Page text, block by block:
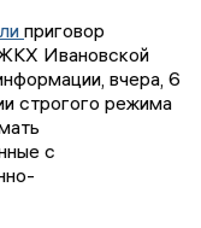
приговор
Ивановской
вчера, 6
строгого режима
с